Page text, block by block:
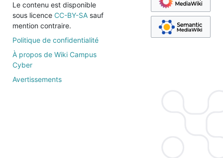
Le contenu est disponible
sous licence CC-BY-SA sauf
mention contraire.
Politique de confidentialité
À propos de Wiki Campus
Cyber
Avertissements